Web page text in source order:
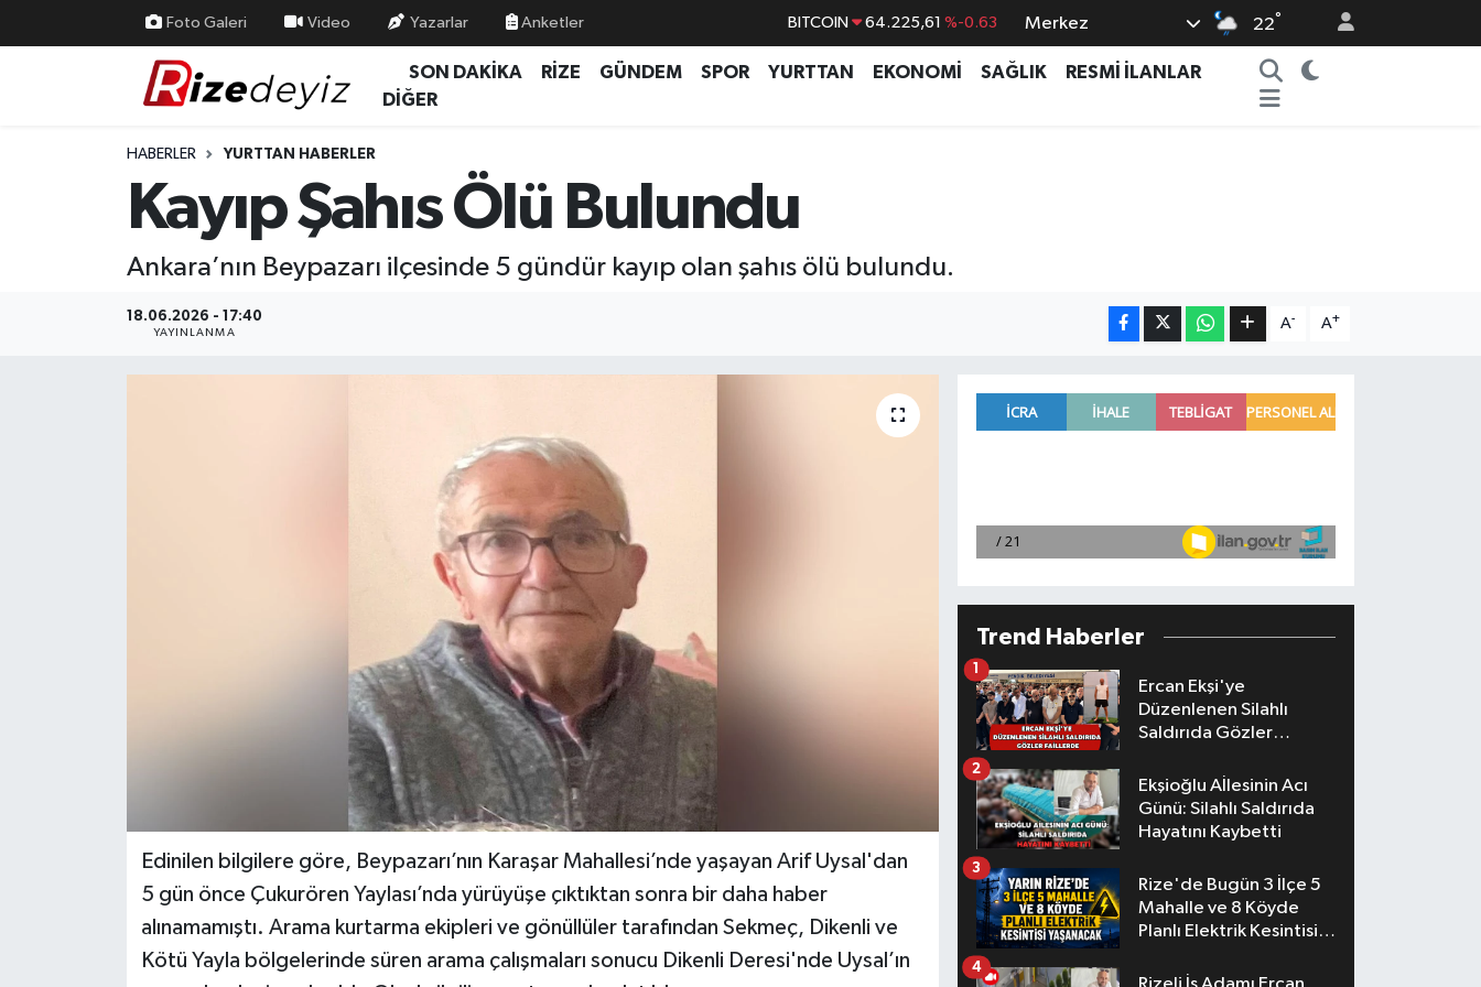
Foto Galeri Video Yazarlar Anketler BITCOIN 64.225,61 %-0.63
DOLAR 47,6704 %0
Merkez 22°
SON DAKİKA RİZE GÜNDEM SPOR YURTTAN EKONOMİ SAĞLIK
RESMİ İLANLAR
DİĞER
HABERLER YURTTAN HABERLER
Kayıp Şahıs Ölü Bulundu
Ankara’nın Beypazarı ilçesinde 5 gündür kayıp olan şahıs ölü bulundu.
18.06.2026 - 17:40
YAYINLANMA
A- A+
Edinilen bilgilere göre, Beypazarı’nın Karaşar Mahallesi’nde yaşayan Arif Uysal'dan
5 gün önce Çukurören Yaylası’nda yürüyüşe çıktıktan sonra bir daha haber
alınamamıştı. Arama kurtarma ekipleri ve gönüllüler tarafından Sekmeç, Dikenli ve
Kötü Yayla bölgelerinde süren arama çalışmaları sonucu Dikenli Deresi'nde Uysal’ın
Trend Haberler
Ercan Ekşi'ye
Düzenlenen Silahlı
Saldırıda Gözler
1
Ekşioğlu Aİlesinin Acı
Günü: Silahlı Saldırıda
Hayatını Kaybetti
2
Rize'de Bugün 3 İlçe 5
Mahalle ve 8 Köyde
Planlı Elektrik Kesintisi
3
4
Yurttan Haberler
Teknoloji
Rize Nöbetçi Eczaneler
Rize Trafik Yoğunluk Haritası
Tüm Manşetler